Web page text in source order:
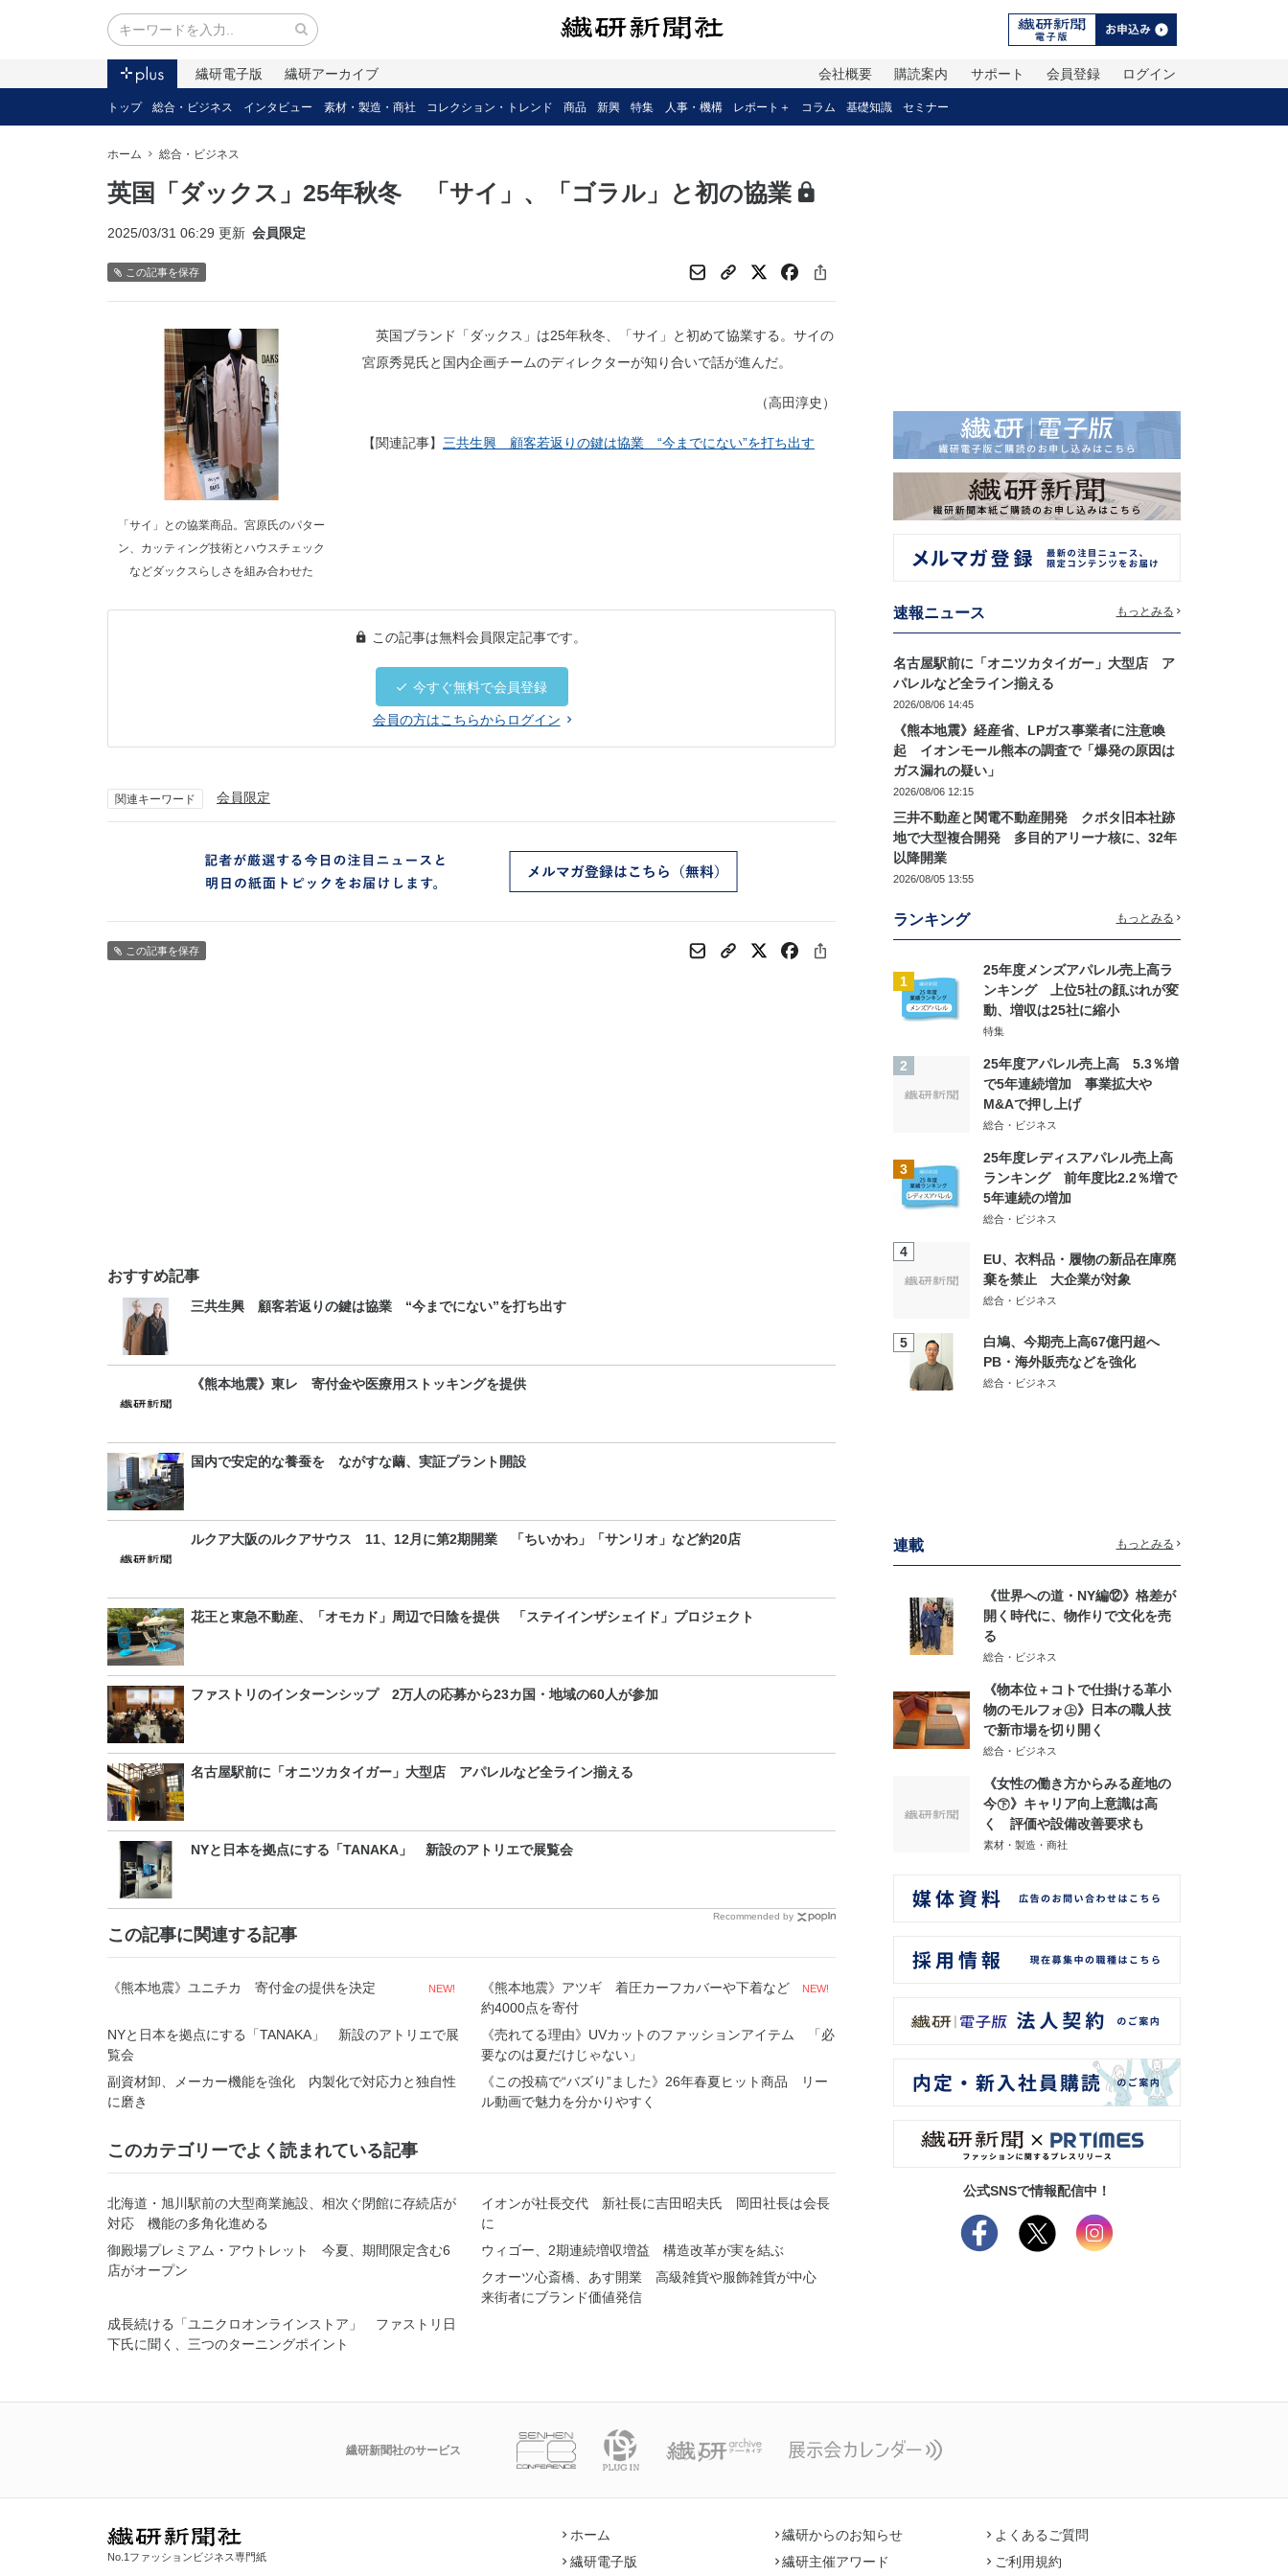
繊研電子版 繊研アーカイブ ログイン
会員登録
サポート
購読案内
会社概要
トップ 総合・ビジネス インタビュー 素材・製造・商社 コレクション・トレンド 商品 新興 特集 人事・機構 レポート＋ コラム 基礎知識 セミナー
ホーム 総合・ビジネス
英国「ダックス」25年秋冬 「サイ」、「ゴラル」と初の協業
2025/03/31 06:29 更新 会員限定
この記事を保存
「サイ」との協業商品。宮原氏のパター
ン、カッティング技術とハウスチェック
などダックスらしさを組み合わせた
英国ブランド「ダックス」は25年秋冬、「サイ」と初めて協業する。サイの
宮原秀晃氏と国内企画チームのディレクターが知り合いで話が進んだ。
（高田淳史）
【関連記事】 三共生興 顧客若返りの鍵は協業 “今までにない”を打ち出す
この記事は無料会員限定記事です。
今すぐ無料で会員登録
会員の方はこちらからログイン
関連キーワード 会員限定
この記事を保存
おすすめ記事
三共生興 顧客若返りの鍵は協業 “今までにない”を打ち出す
《熊本地震》東レ 寄付金や医療用ストッキングを提供
国内で安定的な養蚕を ながすな繭、実証プラント開設
ルクア大阪のルクアサウス 11、12月に第2期開業 「ちいかわ」「サンリオ」など約20店
花王と東急不動産、「オモカド」周辺で日陰を提供 「ステイインザシェイド」プロジェクト
ファストリのインターンシップ 2万人の応募から23カ国・地域の60人が参加
名古屋駅前に「オニツカタイガー」大型店 アパレルなど全ライン揃える
NYと日本を拠点にする「TANAKA」 新設のアトリエで展覧会
Recommended by
この記事に関連する記事
《熊本地震》ユニチカ 寄付金の提供を決定 NEW!
《熊本地震》アツギ 着圧カーフカバーや下着など
約4000点を寄付
NEW!
NYと日本を拠点にする「TANAKA」 新設のアトリエで展
覧会
《売れてる理由》UVカットのファッションアイテム 「必
要なのは夏だけじゃない」
副資材卸、メーカー機能を強化 内製化で対応力と独自性
に磨き
《この投稿で“バズり”ました》26年春夏ヒット商品 リー
ル動画で魅力を分かりやすく
このカテゴリーでよく読まれている記事
北海道・旭川駅前の大型商業施設、相次ぐ閉館に存続店が
対応 機能の多角化進める
イオンが社長交代 新社長に吉田昭夫氏 岡田社長は会長
に
御殿場プレミアム・アウトレット 今夏、期間限定含む6
店がオープン
ウィゴー、2期連続増収増益 構造改革が実を結ぶ
クオーツ心斎橋、あす開業 高級雑貨や服飾雑貨が中心
来街者にブランド価値発信
成長続ける「ユニクロオンラインストア」 ファストリ日
下氏に聞く、三つのターニングポイント
速報ニュース もっとみる
名古屋駅前に「オニツカタイガー」大型店 ア
パレルなど全ライン揃える
2026/08/06 14:45
《熊本地震》経産省、LPガス事業者に注意喚
起 イオンモール熊本の調査で「爆発の原因は
ガス漏れの疑い」
2026/08/06 12:15
三井不動産と関電不動産開発 クボタ旧本社跡
地で大型複合開発 多目的アリーナ核に、32年
以降開業
2026/08/05 13:55
ランキング もっとみる
1
25年度メンズアパレル売上高ラ
ンキング 上位5社の顔ぶれが変
動、増収は25社に縮小
特集
2
25年度アパレル売上高 5.3％増
で5年連続増加 事業拡大や
M&Aで押し上げ
総合・ビジネス
3
25年度レディスアパレル売上高
ランキング 前年度比2.2％増で
5年連続の増加
総合・ビジネス
4
EU、衣料品・履物の新品在庫廃
棄を禁止 大企業が対象
総合・ビジネス
5
白鳩、今期売上高67億円超へ
PB・海外販売などを強化
総合・ビジネス
連載 もっとみる
《世界への道・NY編⑫》格差が
開く時代に、物作りで文化を売
る
総合・ビジネス
《物本位＋コトで仕掛ける革小
物のモルフォ㊤》日本の職人技
で新市場を切り開く
総合・ビジネス
《女性の働き方からみる産地の
今㊦》キャリア向上意識は高
く 評価や設備改善要求も
素材・製造・商社
公式SNSで情報配信中！
繊研新聞社のサービス
No.1ファッションビジネス専門紙
ホーム
繊研電子版
繊研からのお知らせ
繊研主催アワード
よくあるご質問
ご利用規約